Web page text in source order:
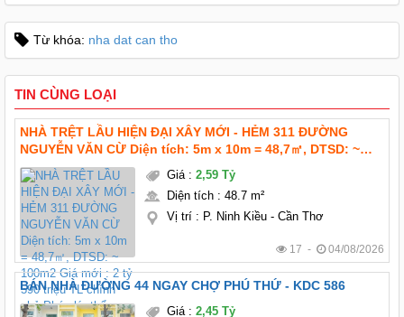
Từ khóa: nha dat can tho
TIN CÙNG LOẠI
NHÀ TRỆT LẦU HIỆN ĐẠI XÂY MỚI - HẺM 311 ĐƯỜNG
NGUYỄN VĂN CỪ Diện tích: 5m x 10m = 48,7㎡, DTSD: ~
100m2 Giá mới : 2 tỷ 590 triệu TL chính chủ Pháp lý: thổ
cư hoàn công Hướng: Tây bắc
Giá: 2,59 Tỷ
Diện tích: 48.7 m²
Vị trí: P. Ninh Kiều - Cần Thơ
17 - 04/08/2026
BÁN NHÀ ĐƯỜNG 44 NGAY CHỢ PHÚ THỨ - KDC 586
Giá: 2,45 Tỷ